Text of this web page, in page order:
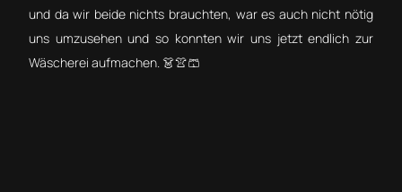
und da wir beide nichts brauchten, war es auch nicht nötig
uns umzusehen und so konnten wir uns jetzt endlich zur
Wäscherei aufmachen. 👗👚🩳